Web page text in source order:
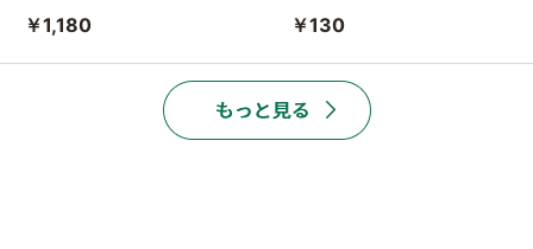
￥1,180 ￥130